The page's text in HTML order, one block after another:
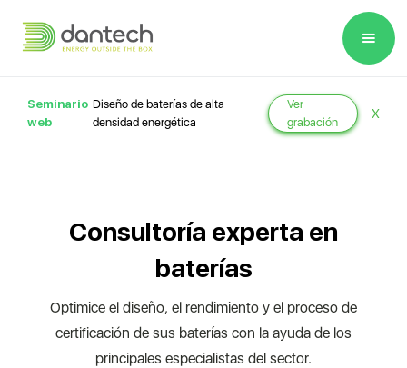
note:
website
includes
Seminario
web
Diseño de baterías de alta
densidad energética
Ver
grabación
X
Consultoría experta en
baterías
Optimice el diseño, el rendimiento y el proceso de
certificación de sus baterías con la ayuda de los
principales especialistas del sector.